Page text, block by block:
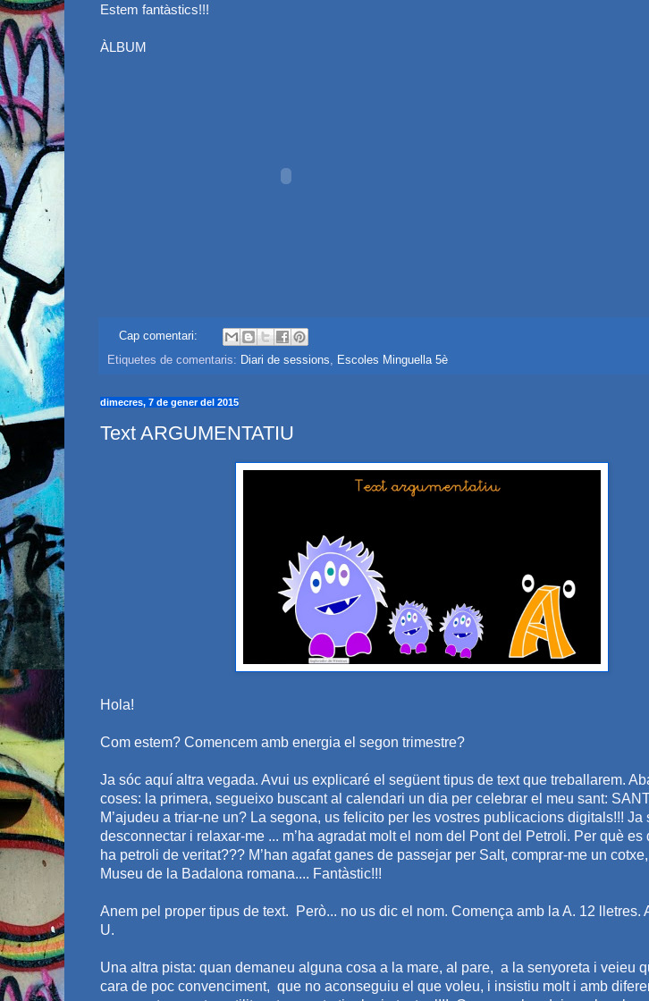
Estem fantàstics!!!
ÀLBUM
Cap comentari:
Etiquetes de comentaris: Diari de sessions Escoles Minguella 5è
dimecres, 7 de gener del 2015
Text ARGUMENTATIU
Hola!
Com estem? Comencem amb energia el segon trimestre?
Ja sóc aquí altra vegada. Avui us explicaré el següent tipus de text que treballarem.
coses: la primera, segueixo buscant al calendari un dia per celebrar el meu sant:
M’ajudeu a triar-ne un? La segona, us felicito per les vostres publicacions digitals!!! Ja
desconnectar i relaxar-me ... m’ha agradat molt el nom del Pont del Petroli. Per què es
ha petroli de veritat??? M’han agafat ganes de passejar per Salt, comprar-me un
Museu de la Badalona romana.... Fantàstic!!!
Anem pel proper tipus de text. Però... no us dic el nom. Comença amb la A. 12 lletres.
U.
Una altra pista: quan demaneu alguna cosa a la mare, al pare, a la senyoreta i veieu
cara de poc convenciment, que no aconseguiu el que voleu, i insistiu molt i amb